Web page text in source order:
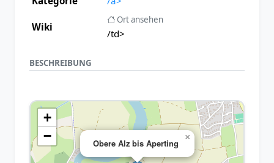
Wiki
Ort ansehen
/td>
BESCHREIBUNG
Obere Alz bis Aperting
×
+
−